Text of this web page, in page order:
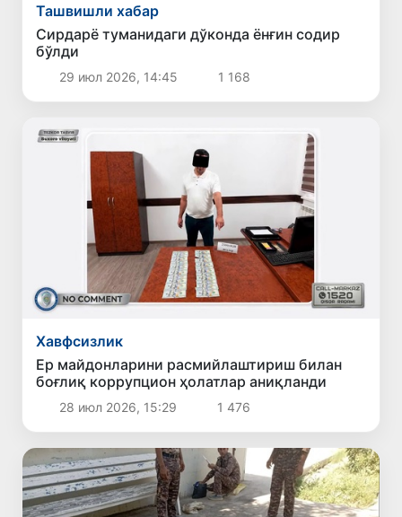
Ташвишли хабар
Сирдарё туманидаги дўконда ёнғин содир
бўлди
29 июл 2026, 14:45 1 168
Хавфсизлик
Ер майдонларини расмийлаштириш билан
боғлиқ коррупцион ҳолатлар аниқланди
28 июл 2026, 15:29 1 476